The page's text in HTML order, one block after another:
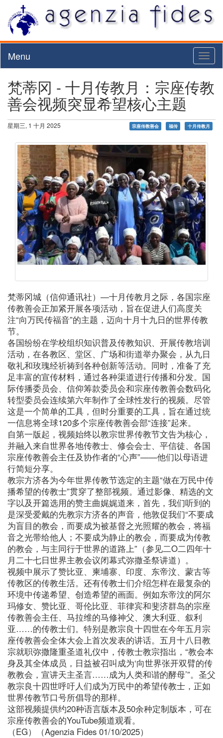
Menu
梵蒂冈 - 十月传教月：宗座传教
善会视频突显希望核心主题
星期三, 1 十月 2025 宗座传教善会 福传 十月传教月
梵蒂冈城（信仰通讯社）—十月传教月之际，各国宗座
传教善会正加紧开展各项活动，旨在促进人们高度关
注“向万民传福音”的主题，迈向十月十九日的世界传教
节。
各国纷纷在学校组织知识普及传教知识、开展传教培训
活动，在各教区、堂区、广场和街道举办聚会，从九日
敬礼和玫瑰经祈祷到各种创新等活动。同时，准备了充
足丰富的宣传材料，通过各种渠道进行传播和分发。国
际传播委员会、信仰筹款委员会和宗座传教善会数码化
转型委员会连续第六年制作了全球性发行的视频。尽管
这是一个简单的工具，但时分重要的工具，旨在通过统
一信息将全球120多个宗座传教善会部“连接”起来。
自第一版起，视频始终以教宗世界传教节文告为核心，
并融入来自世界各地传教士、修会会士、平信徒、各国
宗座传教善会主任及协作者的“心声”——他们以母语进
行简短分享。
教宗方济各为今年世界传教节选定的主题“做在万民中传
播希望的传教士”贯穿了整部视频。通过影像、精选的文
字以及开篇选用的赞主曲娓娓道来，首先，我们听到的
是深受爱戴的先教宗方济各的声音，他敦促我们“不要成
为盲目的教会，而要成为被基督之光照耀的教会，将福
音之光带给他人；不要成为静止的教会，而要成为传教
的教会，与主同行于世界的道路上”（参见二O二四年十
月二十七日世界主教会议闭幕式弥撒圣祭讲道）。
视频中展示了赞比亚、柬埔寨、印度、东帝汶、蒙古等
传教区的传教生活。还有传教士们介绍怎样在最复杂的
环境中传递希望、创造希望的画面。例如东帝汶的阿尔
玛修女、赞比亚、哥伦比亚、菲律宾和斐济群岛的宗座
传教善会主任、马拉维的马修神父、澳大利亚、叙利
亚……的传教士们。特别是教宗良十四世在今年五月宗
座传教善会全体大会上首次发表的讲话。五月十八日教
宗就职弥撒隆重圣道礼仪中，传教士教宗指出，“教会本
身及其全体成员，日益被召叫成为‘向世界张开双臂的传
教教会，宣讲天主圣言……成为人类和谐的酵母’”。圣父
教宗良十四世呼吁人们成为万民中的希望传教士，正如
世界传教节口号所倡导的那样。
这部视频提供约20种语言版本及50余种定制版本，可在
宗座传教善会的YouTube频道观看。
（EG）（Agenzia Fides 01/10/2025）